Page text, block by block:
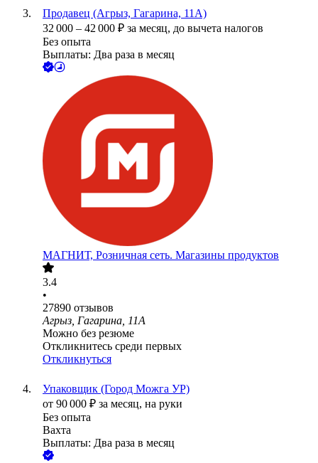
Продавец (Агрыз, Гагарина, 11А)
32 000 – 42 000 ₽ за месяц, до вычета налогов
Без опыта
Выплаты: Два раза в месяц
МАГНИТ, Розничная сеть. Магазины продуктов
3.4
•
27890 отзывов
Агрыз, Гагарина, 11А
Можно без резюме
Откликнитесь среди первых
Откликнуться
Упаковщик (Город Можга УР)
от 90 000 ₽ за месяц, на руки
Без опыта
Вахта
Выплаты: Два раза в месяц